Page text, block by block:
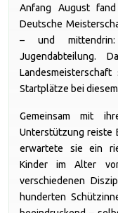
Anfang August
Deutsche
– und mittendrin:
Jugendabteilung.
Startplätze bei
Gemeinsam mit
Unterstützung reiste
erwartete sie ein
Kinder im Alter
verschiedenen
hunderten